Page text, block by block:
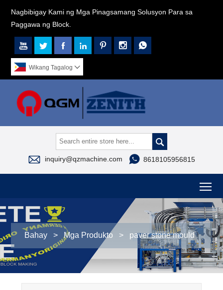
Nagbibigay Kami ng Mga Pinagsamang Solusyon Para sa
Paggawa ng Block.
      
Wikang Tagalog 

 inquiry@qzmachine.com  8618105956815
Bahay > Mga Produkto > paver stone mould